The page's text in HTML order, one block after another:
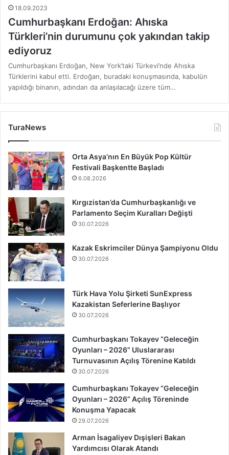
18.09.2023
Cumhurbaşkanı Erdoğan: Ahıska
Türkleri’nin durumunu çok yakından takip
ediyoruz
Cumhurbaşkanı Erdoğan, New York’taki Türkevi’nde Ahıska
Türklerini kabul etti. Erdoğan, buradaki konuşmasında, kabulün
yapıldığı binanın, adından da anlaşılacağı üzere tüm…
TuraNews
Orta Asya’nın En Büyük Pop Kültür
Festivali Başkentte Başladı
6.08.2026
Kırgızistan’da Cumhurbaşkanlığı ve
Parlamento Seçim Kuralları Değişti
30.07.2026
Kazak Eskrimciler Dünya Şampiyonu Oldu
30.07.2026
Türk Hava Yolu Şirketi SunExpress
Kazakistan Seferlerine Başlıyor
30.07.2026
Cumhurbaşkanı Tokayev “Geleceğin
Oyunları – 2026” Uluslararası
Turnuvasının Açılış Törenine Katıldı
30.07.2026
Cumhurbaşkanı Tokayev “Geleceğin
Oyunları – 2026” Açılış Töreninde
Konuşma Yapacak
29.07.2026
Arman İsagaliyev Dışişleri Bakan
Yardımcısı Olarak Atandı